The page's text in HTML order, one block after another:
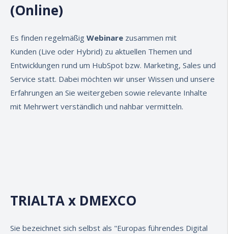
(Online)
Es finden regelmäßig Webinare zusammen mit
Kunden (Live oder Hybrid) zu aktuellen Themen und
Entwicklungen rund um HubSpot bzw. Marketing, Sales und
Service statt. Dabei möchten wir unser Wissen und unsere
Erfahrungen an Sie weitergeben sowie relevante Inhalte
mit Mehrwert verständlich und nahbar vermitteln.
TRIALTA x DMEXCO
Sie bezeichnet sich selbst als "Europas führendes Digital